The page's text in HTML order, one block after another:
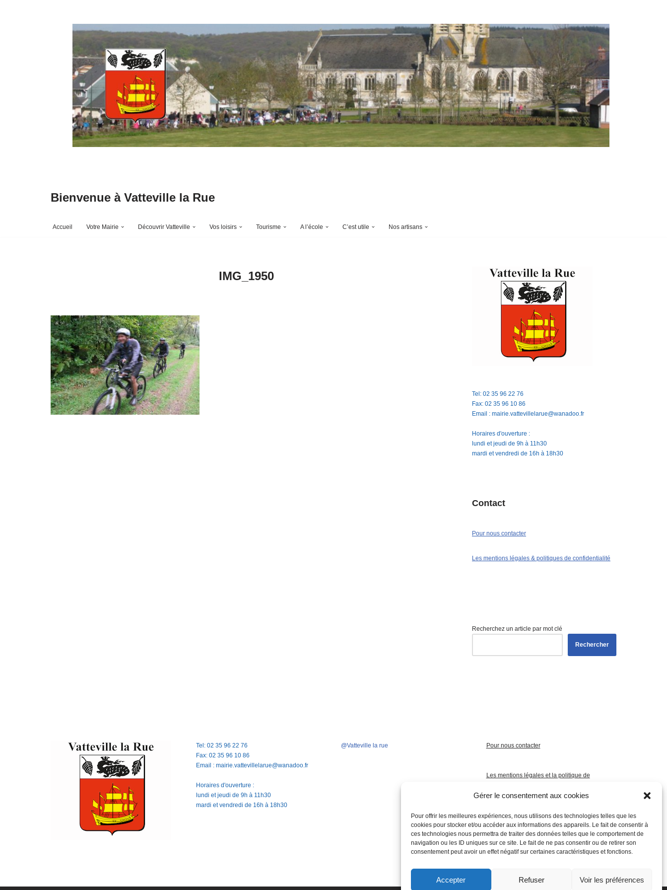
Gérer le consentement aux cookies
Pour offrir les meilleures expériences, nous utilisons des technologies telles que les
cookies pour stocker et/ou accéder aux informations des appareils. Le fait de consentir à
ces technologies nous permettra de traiter des données telles que le comportement de
navigation ou les ID uniques sur ce site. Le fait de ne pas consentir ou de retirer son
consentement peut avoir un effet négatif sur certaines caractéristiques et fonctions.
Accepter Refuser Voir les préférences
Bienvenue à Vatteville la Rue
Accueil Votre Mairie Découvrir Vatteville Vos loisirs Tourisme A l’école C’est utile Nos artisans
IMG_1950
Tel: 02 35 96 22 76
Fax: 02 35 96 10 86
Email : mairie.vattevillelarue@wanadoo.fr
Horaires d'ouverture :
lundi et jeudi de 9h à 11h30
mardi et vendredi de 16h à 18h30
Contact
Pour nous contacter
Les mentions légales & politiques de confidentialité
Recherchez un article par mot clé
Rechercher
Tel: 02 35 96 22 76
Fax: 02 35 96 10 86
Email : mairie.vattevillelarue@wanadoo.fr
Horaires d'ouverture :
lundi et jeudi de 9h à 11h30
mardi et vendredi de 16h à 18h30
@Vatteville la rue Pour nous contacter
Les mentions légales et la politique de